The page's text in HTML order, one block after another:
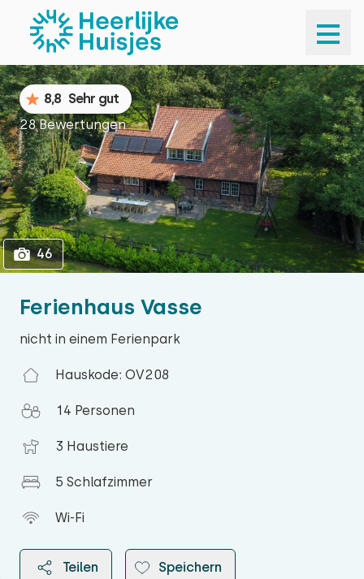
1
Ferienhaus Vasse
nicht in einem Ferienpark
Hauskode: OV208
14 Personen
3 Haustiere
5 Schlafzimmer
Wi-Fi
Teilen Speichern
8,8 Sehr gut
28 Bewertungen
46